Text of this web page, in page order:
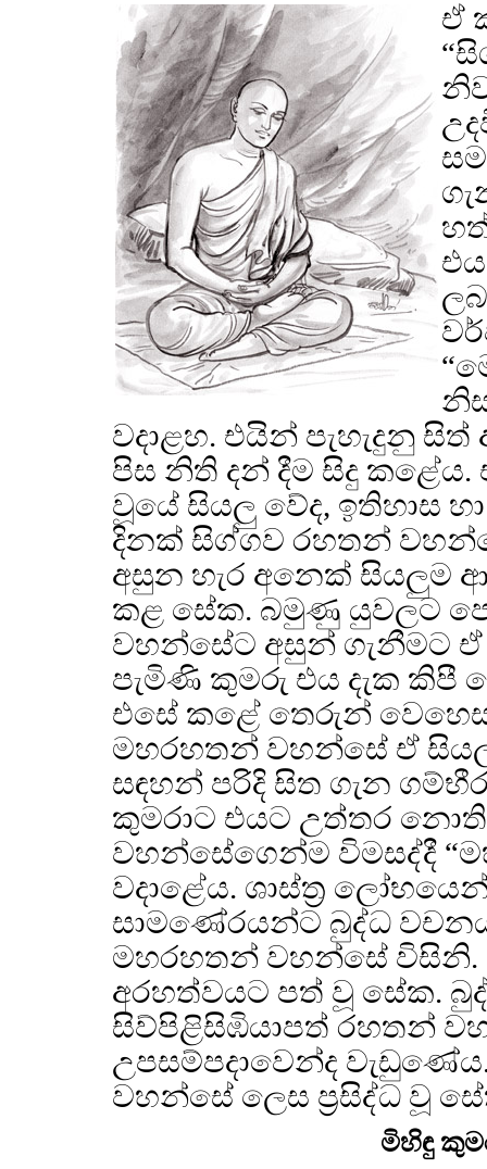
ඒ
වදාළහ. එයින් පැහැදුනු
පිස නිති දන් දීම සිදු කළේය.
වූයේ සියලු වේද, ඉතිහාස
දිනක් සිග්ගව රහතන්
අසුන හැර අනෙක් සියලුම
කළ සේක. බමුණු යුවලට
වහන්සේට අසුන් ගැනීමට
පැමිණි කුමරු එය දැක කිපී
එසේ කළේ තෙරුන්
මහරහතන් වහන්සේ ඒ
සඳහන් පරිදි සිත ගැන
කුමරාට එයට උත්තර
වහන්සේගෙන්ම විමසද්දී
වදාළේය. ශාස්ත්‍ර
සාමණේරයන්ට බුද්ධ
මහරහතන් වහන්සේ විසිනි.
අරහත්වයට පත් වූ සේක.
සිව්පිළිසිඹියාපත් රහතන්
උපසම්පදාවෙන්ද
වහන්සේ ලෙස ප්‍රසිද්ධ වූ
මිහිඳු